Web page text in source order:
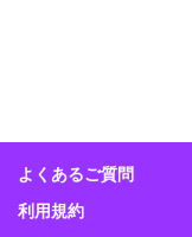
よくあるご質問
利用規約